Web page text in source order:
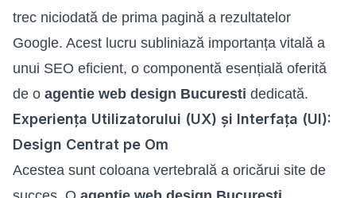
trec niciodată de prima pagină a rezultatelor
Google. Acest lucru subliniază importanța vitală a
unui SEO eficient, o componentă esențială oferită
de o agentie web design Bucuresti dedicată.
Experiența Utilizatorului (UX) și Interfața (UI):
Design Centrat pe Om
Acestea sunt coloana vertebrală a oricărui site de